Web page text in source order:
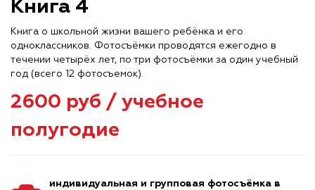
Книга 4
Книга о школьной жизни вашего ребёнка и его
одноклассников. Фотосъёмки проводятся ежегодно в
течении четырёх лет, по три фотосъёмки за один учебный
год (всего 12 фотосъемок).
2600 руб / учебное
полугодие
индивидуальная и групповая фотосъёмка в